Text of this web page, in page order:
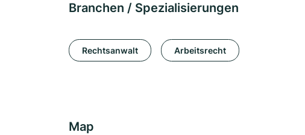
Branchen / Spezialisierungen
Rechtsanwalt Arbeitsrecht
Map